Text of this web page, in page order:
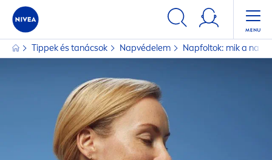
Tippek és tanácsok Napvédelem Napfoltok: mik a